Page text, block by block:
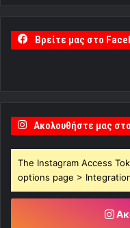
Βρείτε μας στο
Ακολουθήστε μας
The Instagram Access
options page >